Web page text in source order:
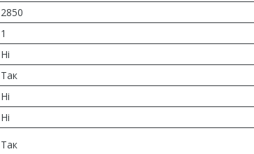
2850
1
Ні
Так
Ні
Ні
Так